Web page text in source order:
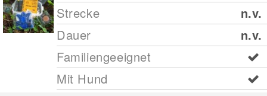
Strecke
n.v.
Dauer
n.v.
Familiengeeignet
Mit Hund